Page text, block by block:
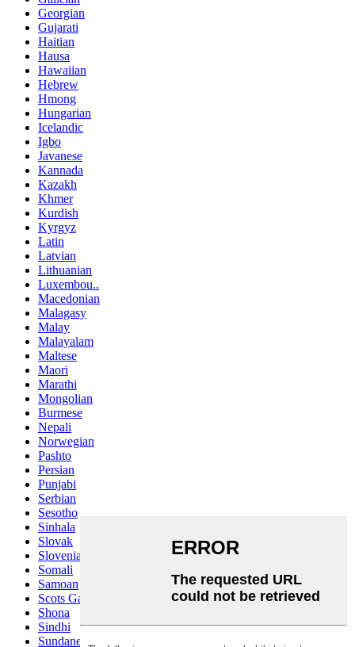
Georgian
Gujarati
Haitian
Hausa
Hawaiian
Hebrew
Hmong
Hungarian
Icelandic
Igbo
Javanese
Kannada
Kazakh
Khmer
Kurdish
Kyrgyz
Latin
Latvian
Lithuanian
Luxembou..
Macedonian
Malagasy
Malay
Malayalam
Maltese
Maori
Marathi
Mongolian
Burmese
Nepali
Norwegian
Pashto
Persian
Punjabi
Serbian
Sesotho
Sinhala
Slovak
Slovenian
Somali
Samoan
Scots Gaelic
Shona
Sindhi
Sundanese